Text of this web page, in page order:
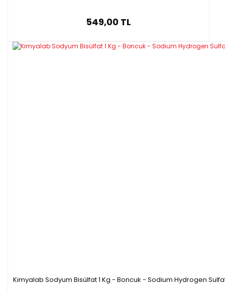
549,00 TL
Kimyalab Sodyum Bisülfat 1 Kg - Boncuk - Sodium Hydrogen